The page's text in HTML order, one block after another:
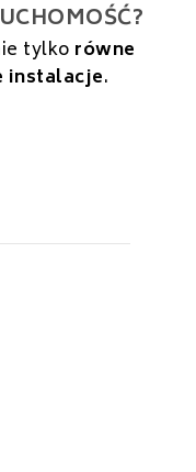
tylko równe
instalacje.